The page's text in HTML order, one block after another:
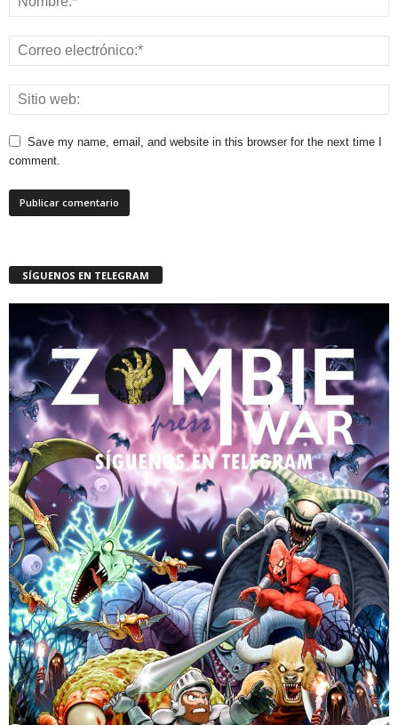
Save my name, email, and website in this browser for the next time I
comment.
SÍGUENOS EN TELEGRAM